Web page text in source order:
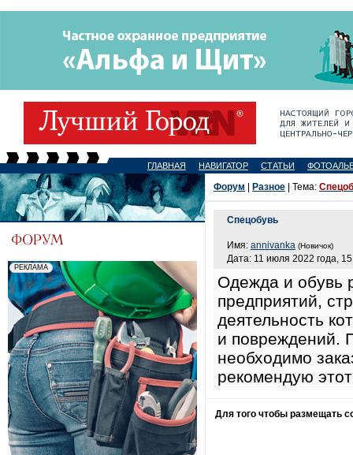
ГЛАВНАЯ НАВИГАТОР СТАТЬИ
Форум Разное | Тема:
Спецобувь
Имя: annivanka (Новичок)
Дата: 11 июля 2022 года,
Одежда и обувь
предприятий,
деятельность
и повреждений.
необходимо
рекомендую
Для того чтобы размещать